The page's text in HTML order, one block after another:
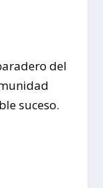
del
suceso.